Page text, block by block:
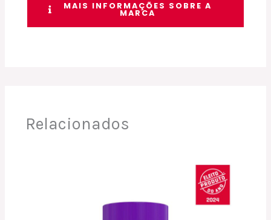
MAIS INFORMAÇÕES SOBRE A
MARCA
Relacionados